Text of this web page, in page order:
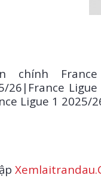
chính
26|France
Ligue 1 2025/